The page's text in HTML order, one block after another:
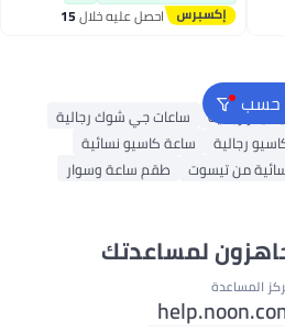
احصل عليه خلال15
حسبرجالية
ساعات جي شوك رجالية
رجالية
ساعة كاسيو نسائية
من تيسوت
طقم ساعة وسوار
لمساعدتك
المساعدة